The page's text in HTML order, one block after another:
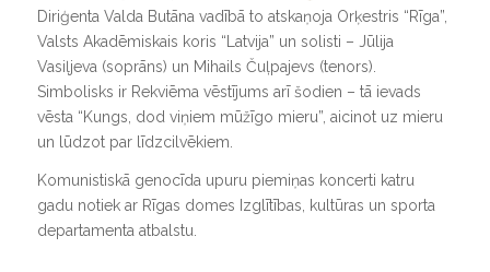
Diriģenta Valda Butāna vadībā to atskaņoja Orķestris “Rīga”,
Valsts Akadēmiskais koris “Latvija” un solisti – Jūlija
Vasiļjeva (soprāns) un Mihails Čuļpajevs (tenors).
Simbolisks ir Rekviēma vēstījums arī šodien – tā ievads
vēsta “Kungs, dod viņiem mūžīgo mieru”, aicinot uz mieru
un lūdzot par līdzcilvēkiem.
Komunistiskā genocīda upuru piemiņas koncerti katru
gadu notiek ar Rīgas domes Izglītības, kultūras un sporta
departamenta atbalstu.